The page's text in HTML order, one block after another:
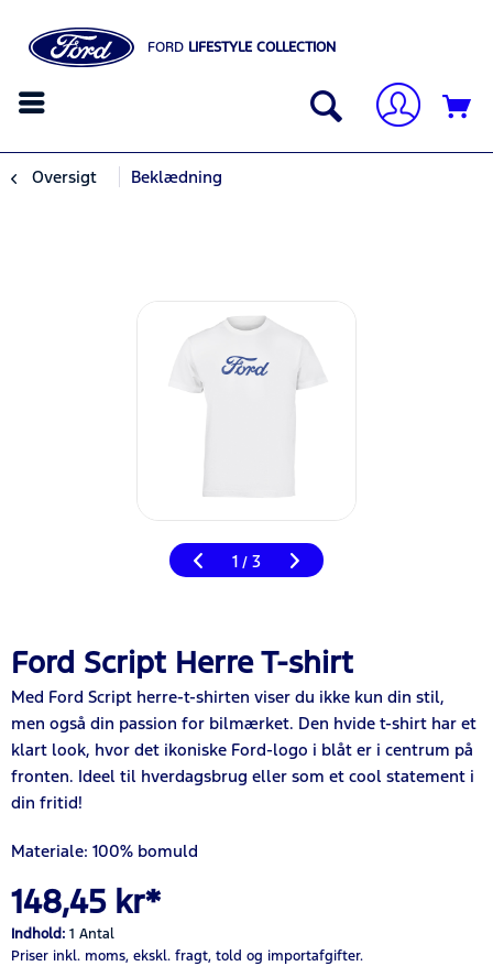
FORD LIFESTYLE COLLECTION
Oversigt Beklædning
1 / 3
Ford Script Herre T-shirt
Med Ford Script herre-t-shirten viser du ikke kun din stil,
men også din passion for bilmærket. Den hvide t-shirt har et
klart look, hvor det ikoniske Ford-logo i blåt er i centrum på
fronten. Ideel til hverdagsbrug eller som et cool statement i
din fritid!
Materiale: 100% bomuld
148,45 kr*
Indhold: 1 Antal
Priser inkl. moms, ekskl. fragt, told og importafgifter.